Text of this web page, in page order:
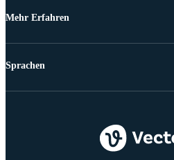
Mehr Erfahren
Sprachen